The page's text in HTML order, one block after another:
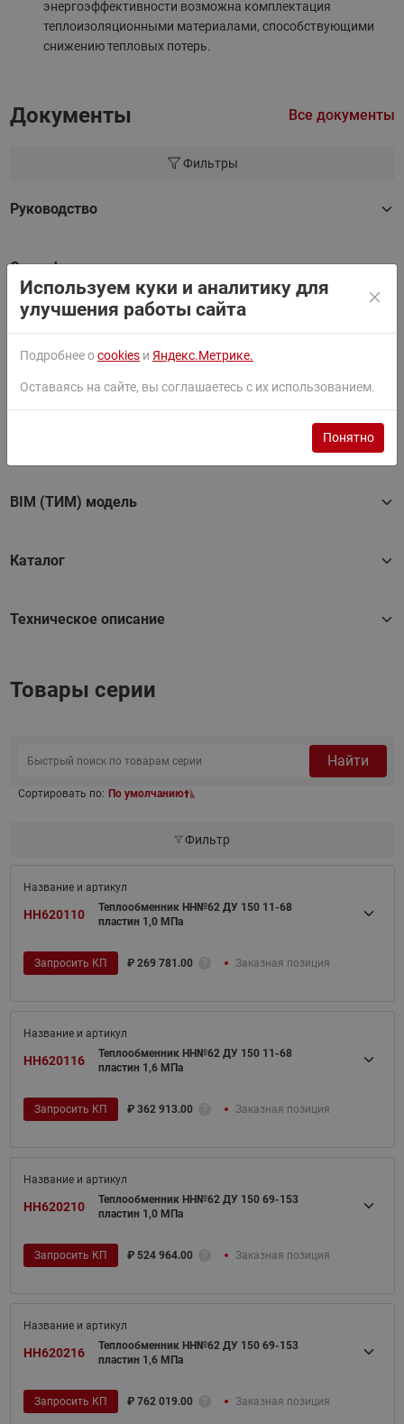
энергоэффективности возможна комплектация
теплоизоляционными материалами, способствующими
снижению тепловых потерь.
Документы Все документы
Фильтры
Руководство
Сертификат
2D Чертеж
BIM (ТИМ) модель
Каталог
Техническое описание
Товары серии
Найти
Сортировать по: По умолчанию
Фильтр
HH620110
Теплообменник НН№62 ДУ 150 11-68
пластин 1,0 МПа
Запросить КП ₽ 269 781.00 Заказная позиция
HH620116
Теплообменник НН№62 ДУ 150 11-68
пластин 1,6 МПа
Запросить КП ₽ 362 913.00 Заказная позиция
HH620210
Теплообменник НН№62 ДУ 150 69-153
пластин 1,0 МПа
Запросить КП ₽ 524 964.00 Заказная позиция
HH620216
Теплообменник НН№62 ДУ 150 69-153
пластин 1,6 МПа
Запросить КП ₽ 762 019.00 Заказная позиция
Используем куки и аналитику для
улучшения работы сайта
Подробнее оcookies и Яндекс.Метрике.
Оставаясь на сайте, вы соглашаетесь с их использованием.
Понятно